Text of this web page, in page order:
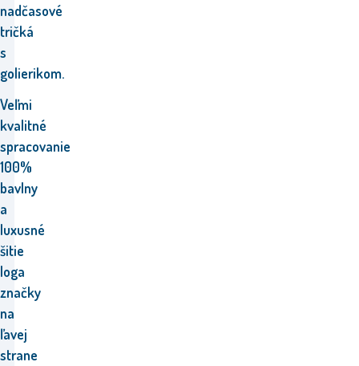
nadčasové
tričká
s
golierikom.
Veľmi
kvalitné
spracovanie
100%
bavlny
a
luxusné
šitie
loga
značky
na
ľavej
strane